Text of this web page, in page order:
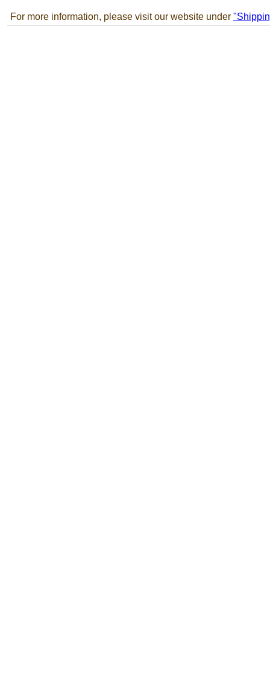
For more information, please visit our website under